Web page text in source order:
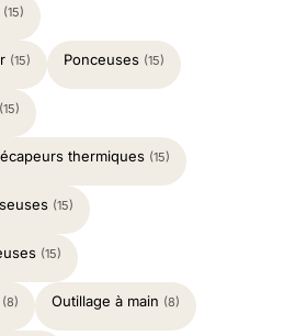
(15)
(15) Ponceuses (15)
(15)
thermiques (15)
(15)
(15)
(8) Outillage à main (8)